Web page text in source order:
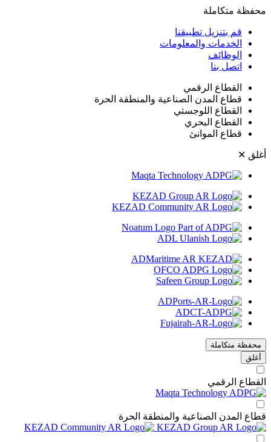
متكاملة
قم بتنزيل تطبيقنا
الخدمات والمعلومات
الوظائف
اتصل بنا
القطاع الرقمي
قطاع المدن الصناعية والمنطقة الحرة
القطاع اللوجستي
القطاع البحري
قطاع الموانئ
✕
محفظة متكاملة
أغلق
الرقمي
المدن الصناعية والمنطقة الحرة